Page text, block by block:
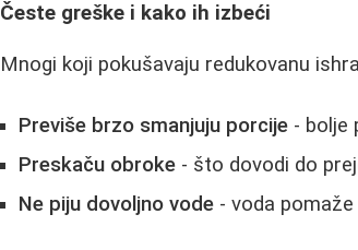
Česte greške i kako ih izbeći
Mnogi koji pokušavaju redukovanu
Previše brzo smanjuju porcije - bolje
Preskaču obroke - što dovodi do
Ne piju dovoljno vode - voda